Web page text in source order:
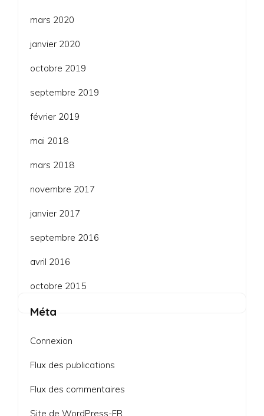
mars 2020
janvier 2020
octobre 2019
septembre 2019
février 2019
mai 2018
mars 2018
novembre 2017
janvier 2017
septembre 2016
avril 2016
octobre 2015
Méta
Connexion
Flux des publications
Flux des commentaires
Site de WordPress-FR